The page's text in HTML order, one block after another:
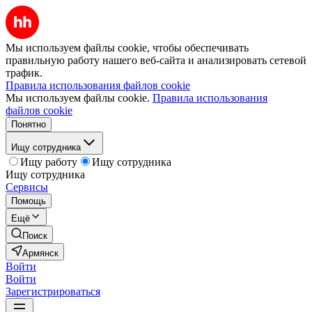
Мы используем файлы cookie, чтобы обеспечивать
правильную работу нашего веб-сайта и анализировать сетевой
трафик.
Правила использования файлов cookie
Мы используем файлы cookie. Правила использования
файлов cookie
Понятно
Ищу сотрудника
Ищу работу
Ищу сотрудника
Ищу сотрудника
Сервисы
Помощь
Ещё
Поиск
Армянск
Войти
Войти
Зарегистрироваться